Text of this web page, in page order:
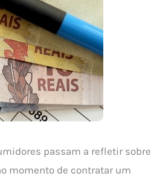
passam a refletir sobre
momento de contratar um